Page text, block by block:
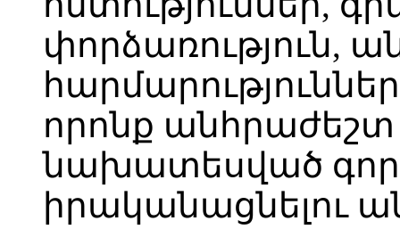
փորձառություն,
որոնք
նախատեսված
իրականացնելու